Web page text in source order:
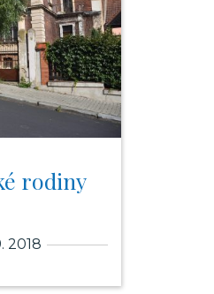
rodiny
2018